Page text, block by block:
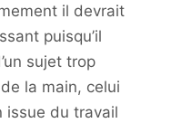
il devrait
puisqu’il
sujet trop
la main, celui
issue du travail